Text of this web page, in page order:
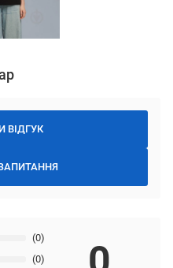
ВІДГУК
(0)
(0)